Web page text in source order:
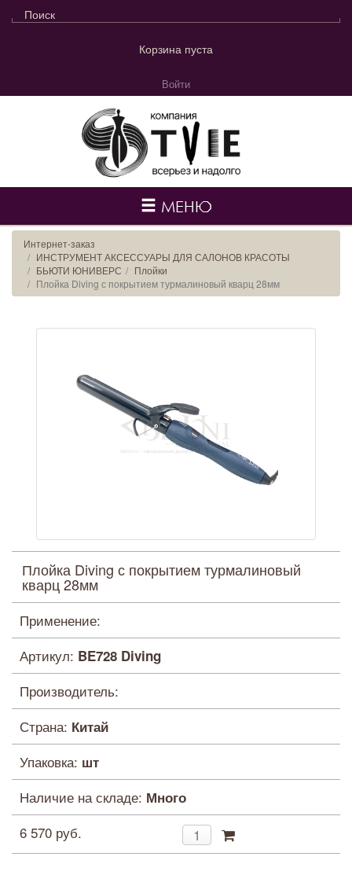
Корзина пуста
Войти
МЕНЮ
Интернет-заказ
ИНСТРУМЕНТ АКСЕССУАРЫ ДЛЯ САЛОНОВ КРАСОТЫ
БЬЮТИ ЮНИВЕРС
Плойки
Плойка Diving с покрытием турмалиновый кварц 28мм
Плойка Diving с покрытием турмалиновый
кварц 28мм
Применение:
Артикул: BE728 Diving
Производитель:
Страна: Китай
Упаковка: шт
Наличие на складе: Много
6 570 руб.